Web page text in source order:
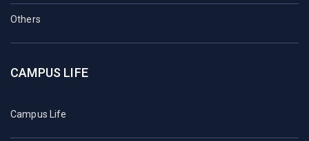
Others
CAMPUS LIFE
Campus Life